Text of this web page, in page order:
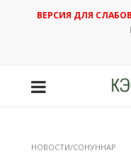
ВЕРСИЯ ДЛЯ
НОВОСТИ/СОНУННАР